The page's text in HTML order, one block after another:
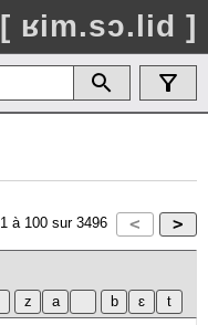
[ ʁim.sɔ.lid ]
1 à 100 sur 3496